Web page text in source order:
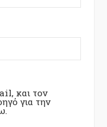
και τον
για την